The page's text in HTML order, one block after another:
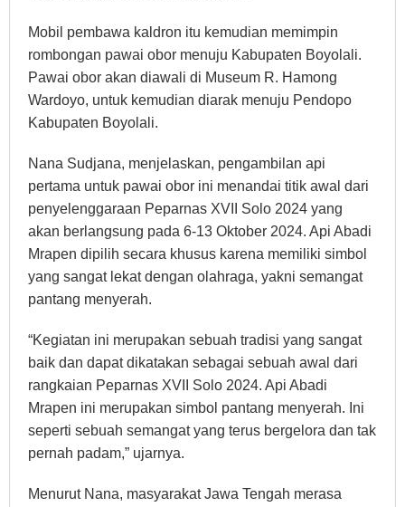
Mobil pembawa kaldron itu kemudian memimpin
rombongan pawai obor menuju Kabupaten Boyolali.
Pawai obor akan diawali di Museum R. Hamong
Wardoyo, untuk kemudian diarak menuju Pendopo
Kabupaten Boyolali.
Nana Sudjana, menjelaskan, pengambilan api
pertama untuk pawai obor ini menandai titik awal dari
penyelenggaraan Peparnas XVII Solo 2024 yang
akan berlangsung pada 6-13 Oktober 2024. Api Abadi
Mrapen dipilih secara khusus karena memiliki simbol
yang sangat lekat dengan olahraga, yakni semangat
pantang menyerah.
“Kegiatan ini merupakan sebuah tradisi yang sangat
baik dan dapat dikatakan sebagai sebuah awal dari
rangkaian Peparnas XVII Solo 2024. Api Abadi
Mrapen ini merupakan simbol pantang menyerah. Ini
seperti sebuah semangat yang terus bergelora dan tak
pernah padam,” ujarnya.
Menurut Nana, masyarakat Jawa Tengah merasa